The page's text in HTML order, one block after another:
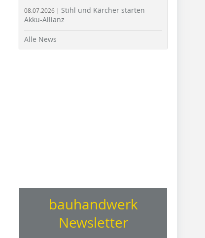
08.07.2026 | Stihl und Kärcher starten
Akku-Allianz
Alle News
bauhandwerk
Newsletter